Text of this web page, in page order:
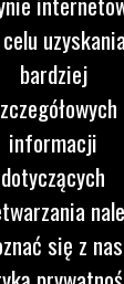
uzyskania
bardziej
informacji
dotyczących
się z